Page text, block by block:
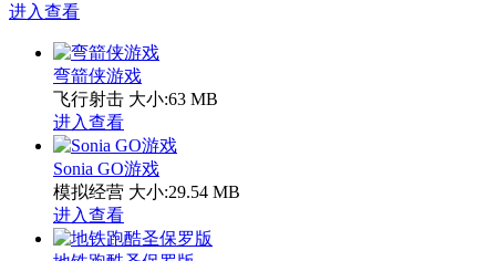
进入查看
弯箭侠游戏
飞行射击 大小:63 MB
进入查看
Sonia GO游戏
模拟经营 大小:29.54 MB
进入查看